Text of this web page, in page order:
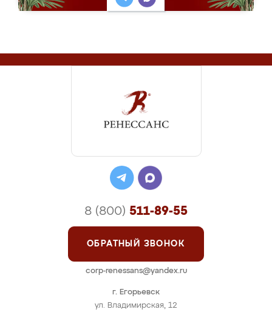
г. Егорьевск
ул. Владимирская, 12
8 (800) 511-89-55
ОБРАТНЫЙ ЗВОНОК
corp-renessans@yandex.ru